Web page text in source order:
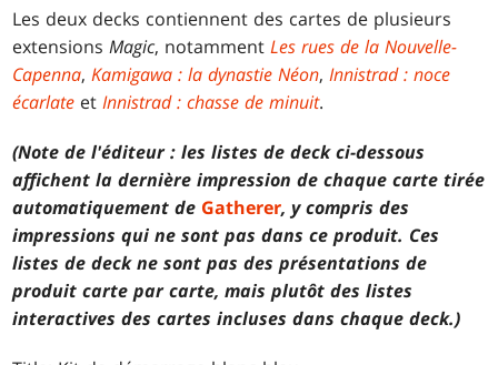
Les deux decks contiennent des cartes de plusieurs
extensionsMagic, notammentLes rues de la Nouvelle-
Capenna,Kamigawa : la dynastie Néon,Innistrad : noce
écarlate etInnistrad : chasse de minuit.
(Note de l'éditeur : les listes de deck ci-dessous
affichent la dernière impression de chaque carte tirée
automatiquement de Gatherer, y compris des
impressions qui ne sont pas dans ce produit. Ces
listes de deck ne sont pas des présentations de
produit carte par carte, mais plutôt des listes
interactives des cartes incluses dans chaque deck.)